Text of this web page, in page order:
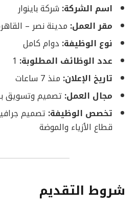
اسم الشركة: شركة باينوار
مقر العمل: مدينة نصر –
نوع الوظيفة: دوام كامل
عدد الوظائف المطلوبة:
تاريخ الإعلان: منذ 7 ساعات
مجال العمل: تصميم وتسويق
تخصص الوظيفة: تصميم
قطاع الأزياء والموضة
شروط التقديم